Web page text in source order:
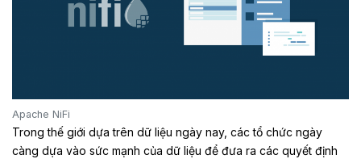
Apache NiFi
Trong thế giới dựa trên dữ liệu ngày nay, các tổ chức ngày
càng dựa vào sức mạnh của dữ liệu để đưa ra các quyết định